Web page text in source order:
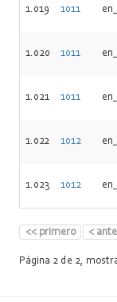
1.019 1011
1.020 1011
1.021 1011
1.022 1012
1.023 1012
<< primero <
Página 2 de 2,